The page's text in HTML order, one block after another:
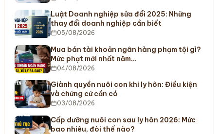
Luật Doanh nghiệp sửa đổi 2025: Những
thay đổi doanh nghiệp cần biết
05/08/2026
Mua bán tài khoản ngân hàng phạm tội gì?
Mức phạt mới nhất năm…
04/08/2026
Giành quyền nuôi con khi ly hôn: Điều kiện
và chứng cứ cần có
03/08/2026
Cấp dưỡng nuôi con sau ly hôn 2026: Mức
bao nhiêu, đòi thế nào?